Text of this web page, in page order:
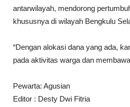
antarwilayah, mendorong
khususnya di wilayah Bengkulu
“Dengan alokasi dana yang ada,
pada aktivitas warga dan
Pewarta: Agusian
Editor : Desty Dwi Fitria